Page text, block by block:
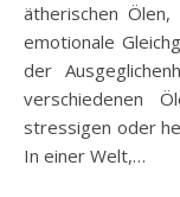
ätherischen
emotionale
der
verschiedenen
stressigen oder
In einer Welt,…